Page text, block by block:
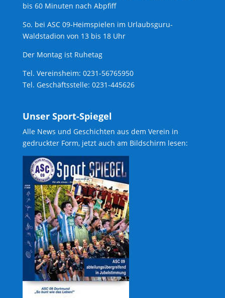
bis 60 Minuten nach Abpfiff
So. bei ASC 09-Heimspielen im Urlaubsguru-
Waldstadion von 13 bis 18 Uhr
Der Montag ist Ruhetag
Tel. Vereinsheim: 0231-56765950
Tel. Geschäftsstelle: 0231-445626
Unser Sport-Spiegel
Alle News und Geschichten aus dem Verein in
gedruckter Form, jetzt auch am Bildschirm lesen: